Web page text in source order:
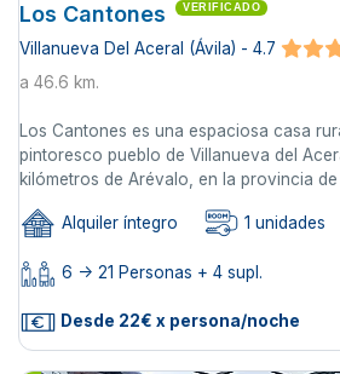
Los Cantones VERIFICADO
Villanueva Del Aceral (Ávila) - 4.7
a 46.6 km.
Los Cantones es una espaciosa casa
pintoresco pueblo de Villanueva del
kilómetros de Arévalo, en la provincia de
Alquiler íntegro 1 unidades
6 -> 21 Personas + 4 supl.
Desde 22€ x persona/noche